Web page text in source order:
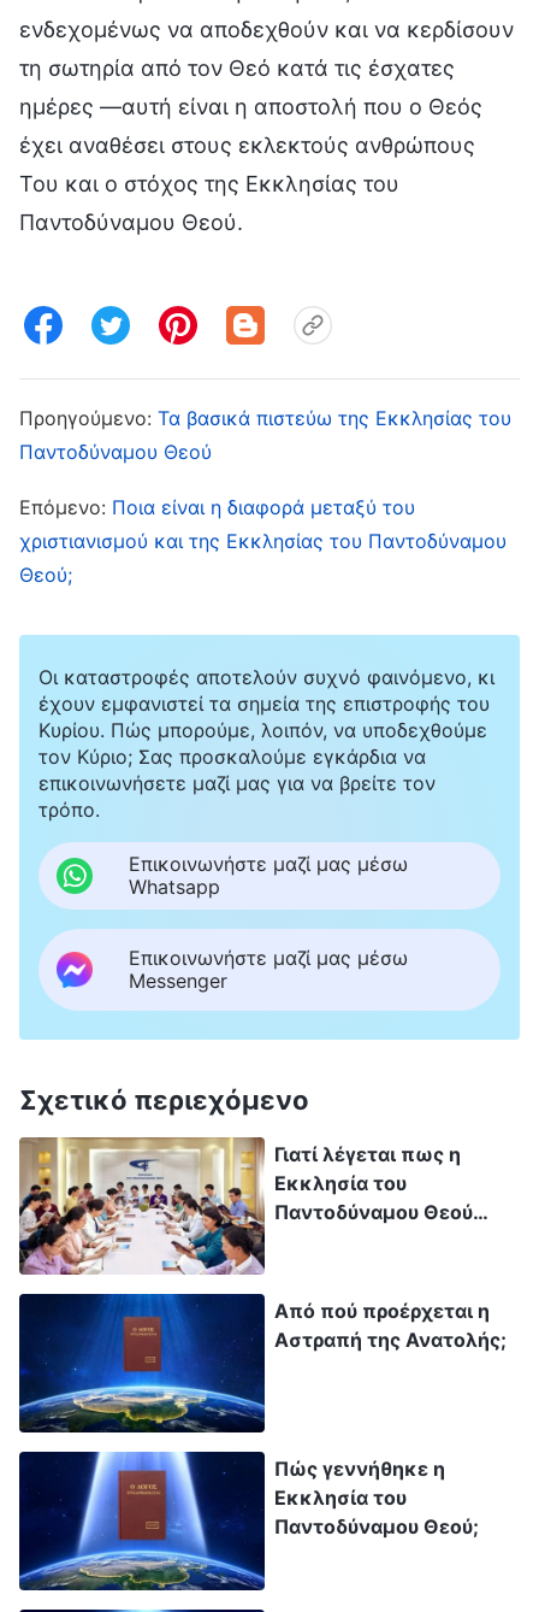
ενδεχομένως να αποδεχθούν και να κερδίσουν
τη σωτηρία από τον Θεό κατά τις έσχατες
ημέρες —αυτή είναι η αποστολή που ο Θεός
έχει αναθέσει στους εκλεκτούς ανθρώπους
Του και ο στόχος της Εκκλησίας του
Παντοδύναμου Θεού.
Προηγούμενο: Τα βασικά πιστεύω της Εκκλησίας του
Παντοδύναμου Θεού
Επόμενο: Ποια είναι η διαφορά μεταξύ του
χριστιανισμού και της Εκκλησίας του Παντοδύναμου
Θεού;
Οι καταστροφές αποτελούν συχνό φαινόμενο, κι
έχουν εμφανιστεί τα σημεία της επιστροφής του
Κυρίου. Πώς μπορούμε, λοιπόν, να υποδεχθούμε
τον Κύριο; Σας προσκαλούμε εγκάρδια να
επικοινωνήσετε μαζί μας για να βρείτε τον
τρόπο.
Επικοινωνήστε μαζί μας μέσω
Whatsapp
Επικοινωνήστε μαζί μας μέσω
Messenger
Σχετικό περιεχόμενο
Γιατί λέγεται πως η
Εκκλησία του
Παντοδύναμου Θεού
Από πού προέρχεται η
Αστραπή της Ανατολής;
Πώς γεννήθηκε η
Εκκλησία του
Παντοδύναμου Θεού;